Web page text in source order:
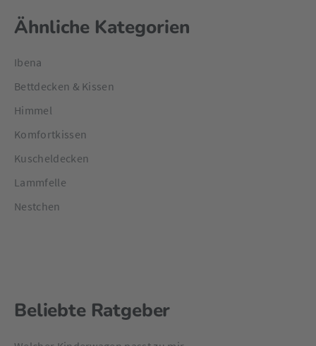
Ähnliche Kategorien
Ibena
Bettdecken & Kissen
Himmel
Komfortkissen
Kuscheldecken
Lammfelle
Nestchen
Beliebte Ratgeber